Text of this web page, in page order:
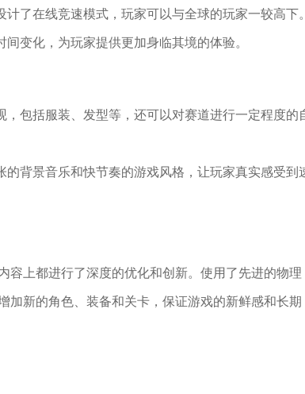
了在线竞速模式，玩家可以与全球的玩家一较高下。
变化，为玩家提供更加身临其境的体验。
包括服装、发型等，还可以对赛道进行一定程度的
背景音乐和快节奏的游戏风格，让玩家真实感受到
容上都进行了深度的优化和创新。使用了先进的物理
加新的角色、装备和关卡，保证游戏的新鲜感和长期